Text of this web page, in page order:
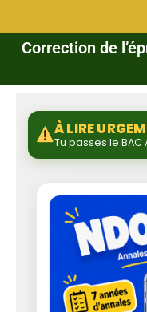
Correction de
À LIRE
Tu passes le